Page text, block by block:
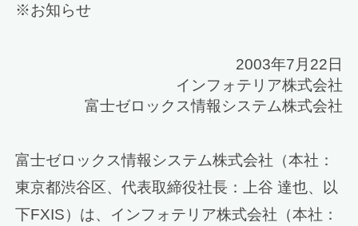
※お知らせ
2003年7月22日
インフォテリア株式会社
富士ゼロックス情報システム株式会社
富士ゼロックス情報システム株式会社（本社：
東京都渋谷区、代表取締役社長：上谷 達也、以
下FXIS）は、インフォテリア株式会社（本社：